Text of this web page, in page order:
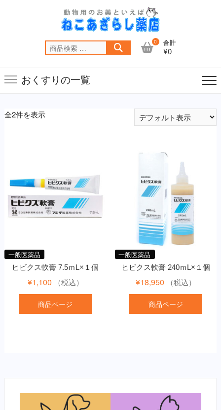
索
0 合計
¥0
おくすりの一覧
全2件を表示
一般医薬品
ヒビクス軟膏 7.5ｍL×１個
¥1,100 （税込）
商品ページ
一般医薬品
ヒビクス軟膏 240ｍL×１個
¥18,950 （税込）
商品ページ